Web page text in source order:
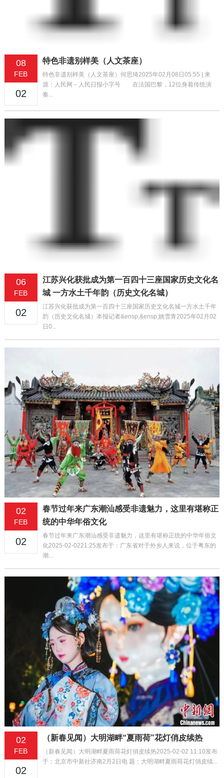
08
FEB
02
特色非遗别样美（人文茶座）
特色非遗别样美（人文茶座）何思琦2025年02月08日05:55 | 来
源：人民网－人民日报小字号 在法国巴黎，12位身着传统演
奏...
06
FEB
02
江苏兴化获批成为第一百四十三座国家历史文化名
城 一方水土千年韵（历史文化名城）
江苏兴化获批成为第一百四十三座国家历史文化名城一方水土千年
韵（历史文化名城）本报记者&ensp;&ensp;姚雪青2025年02月02
日0...
02
FEB
02
春节过年来广东潮汕感受非遗魅力，这里有堪称正
统的中华年俗文化
春节过年来广东潮汕感受非遗魅力，这里有堪称正统的中华年俗文
化2025-02-0221:25发布于：广东省对于外乡人来说，位于粤东的
潮...
02
FEB
02
（新春见闻）大明湖畔“夏雨荷”花灯俏皮续热
（新春见闻）大明湖畔夏雨荷花灯俏皮续热2025-02-02 11:10发布
于：北京市中新社济南2月2日电 题：大明湖畔夏雨荷花灯俏皮续...